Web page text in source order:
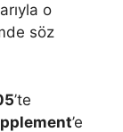
o
söz
’te
’e